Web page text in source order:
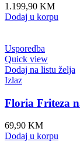
1.199,90 KM
Dodaj u korpu
Usporedba
Quick view
Dodaj na listu želja
Izlaz
Floria Friteza
69,90 KM
Dodaj u korpu